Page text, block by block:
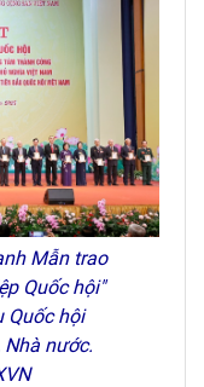
Mẫn trao
Quốc hội"
Quốc hội
nước.